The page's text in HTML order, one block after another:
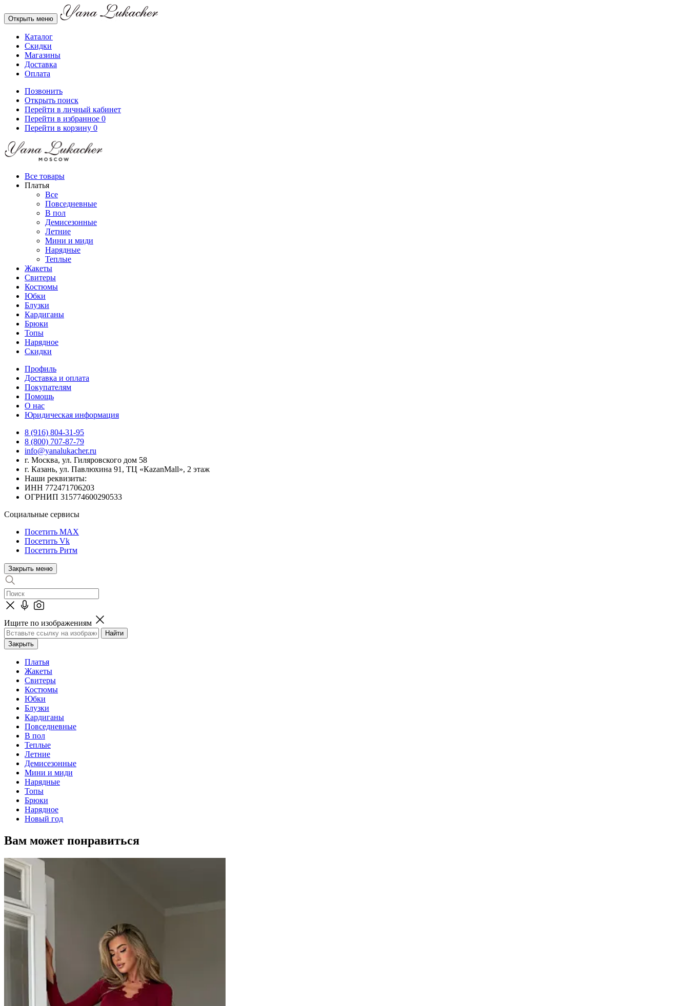
Открыть меню
Каталог
Скидки
Магазины
Доставка
Оплата
Позвонить
Открыть поиск
Перейти в личный кабинет
Перейти в избранное 0
Перейти в корзину 0
Все товары
Платья
Все
Повседневные
В пол
Демисезонные
Летние
Мини и миди
Нарядные
Теплые
Жакеты
Свитеры
Костюмы
Юбки
Блузки
Кардиганы
Брюки
Топы
Нарядное
Скидки
Профиль
Доставка и оплата
Покупателям
Помощь
О нас
Юридическая информация
8 (916) 804-31-95
8 (800) 707-87-79
info@yanalukacher.ru
г. Москва, ул. Гиляровского дом 58
г. Казань, ул. Павлюхина 91, ТЦ «КazanMall», 2 этаж
Наши реквизиты:
ИНН 772471706203
ОГРНИП 315774600290533
Социальные сервисы
Посетить MAX
Посетить Vk
Посетить Ритм
Закрыть меню
Ищите по изображениям
Закрыть
Платья
Жакеты
Свитеры
Костюмы
Юбки
Блузки
Кардиганы
Повседневные
В пол
Теплые
Летние
Демисезонные
Мини и миди
Нарядные
Топы
Брюки
Нарядное
Новый год
Вам может понравиться